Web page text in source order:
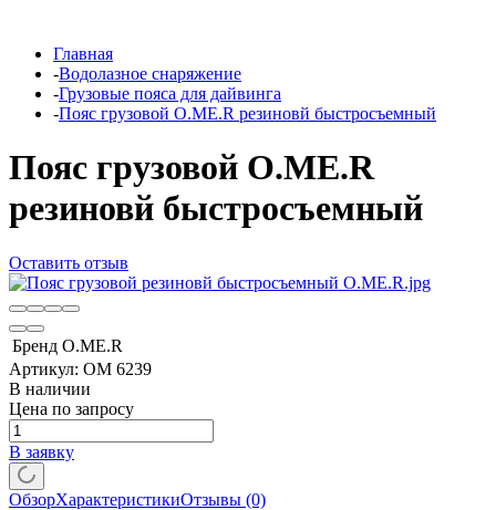
Главная
-Водолазное снаряжение
-Грузовые пояса для дайвинга
-Пояс грузовой O.ME.R резиновй быстросъемный
Пояс грузовой O.ME.R
резиновй быстросъемный
Оставить отзыв
Бренд O.ME.R
Артикул: OM 6239
В наличии
Цена по запросу
В заявку
ОбзорХарактеристикиОтзывы (0)